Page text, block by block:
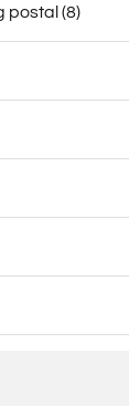
postal (8)